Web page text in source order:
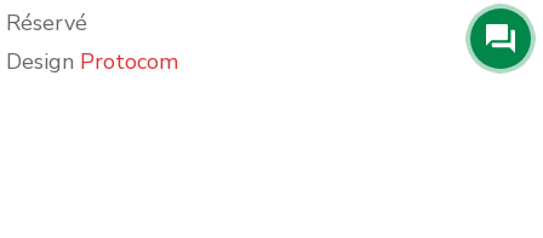
Réservé
Design Protocom